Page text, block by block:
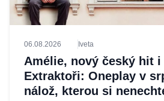
06.08.2026 Iveta
Amélie, nový český hit
Extraktoři: Oneplay v
nálož, kterou si